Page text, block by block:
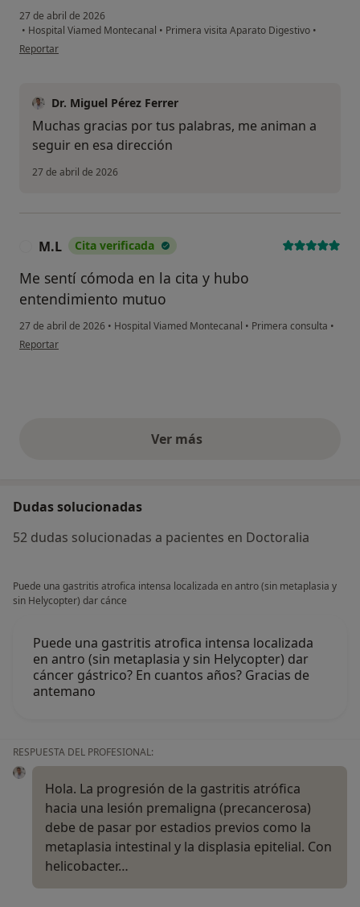
27 de abril de 2026
• Hospital Viamed Montecanal • Primera visita Aparato Digestivo •
en opinión del usuario C. R. V.
Reportar
Dr. Miguel Pérez Ferrer
Muchas gracias por tus palabras, me animan a
seguir en esa dirección
27 de abril de 2026
M.L Cita verificada
Me sentí cómoda en la cita y hubo
entendimiento mutuo
27 de abril de 2026 • Hospital Viamed Montecanal • Primera consulta •
en opinión del usuario M.L
Reportar
Ver másopiniones anteriores
Dudas solucionadas
52 dudas solucionadas a pacientes en Doctoralia
Puede una gastritis atrofica intensa localizada en antro (sin metaplasia y
sin Helycopter) dar cánce
Puede una gastritis atrofica intensa localizada
en antro (sin metaplasia y sin Helycopter) dar
cáncer gástrico? En cuantos años? Gracias de
antemano
RESPUESTA DEL PROFESIONAL:
Hola. La progresión de la gastritis atrófica
hacia una lesión premaligna (precancerosa)
debe de pasar por estadios previos como la
metaplasia intestinal y la displasia epitelial. Con
helicobacter…